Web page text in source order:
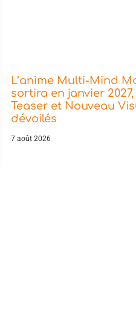
L’anime Multi-Mind
sortira en janvier
Teaser et Nouveau
dévoilés
7 août 2026